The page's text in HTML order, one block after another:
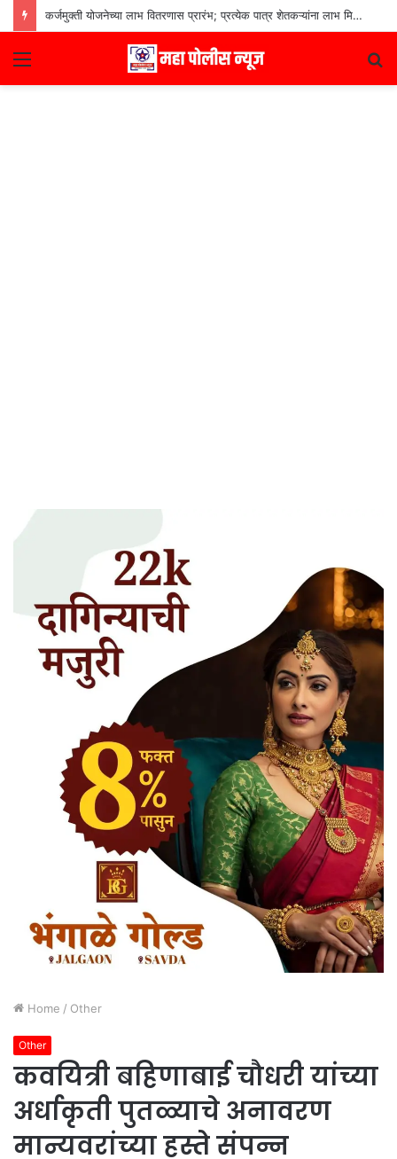
कर्जमुक्ती योजनेच्या लाभ वितरणास प्रारंभ; प्रत्येक पात्र शेतकऱ्यांना लाभ मिळणार– मुख्यमंत्री देवेंद्र फडणवीस
Menu
Home / Other
Other
कवयित्री बहिणाबाई चौधरी यांच्या
अर्धाकृती पुतळ्याचे अनावरण
मान्यवरांच्या हस्ते संपन्न